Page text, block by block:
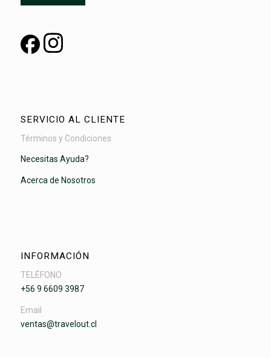
SERVICIO AL CLIENTE
Términos y Condiciones
Necesitas Ayuda?
Acerca de Nosotros
INFORMACIÓN
TELÉFONO
+56 9 6609 3987
Email
ventas@travelout.cl